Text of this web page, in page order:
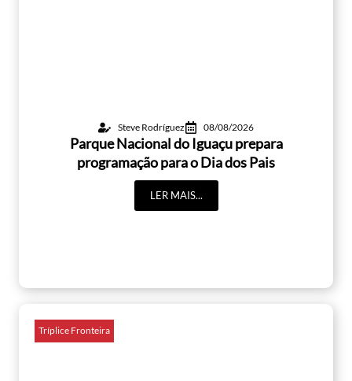
Steve Rodríguez 08/08/2026
Parque Nacional do Iguaçu prepara
programação para o Dia dos Pais
LER MAIS...
Tríplice Fronteira